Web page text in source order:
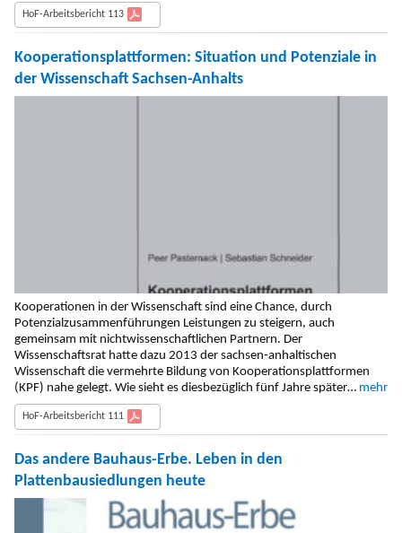
HoF-Arbeitsbericht 113
Kooperationsplattformen: Situation und Potenziale in
der Wissenschaft Sachsen-Anhalts
Kooperationen in der Wissenschaft sind eine Chance, durch
Potenzialzusammenführungen Leistungen zu steigern, auch
gemeinsam mit nichtwissenschaftlichen Partnern. Der
Wissenschaftsrat hatte dazu 2013 der sachsen‐anhaltischen
Wissenschaft die vermehrte Bildung von Kooperationsplattformen
(KPF) nahe gelegt. Wie sieht es diesbezüglich fünf Jahre später… mehr
HoF-Arbeitsbericht 111
Das andere Bauhaus-Erbe. Leben in den
Plattenbausiedlungen heute